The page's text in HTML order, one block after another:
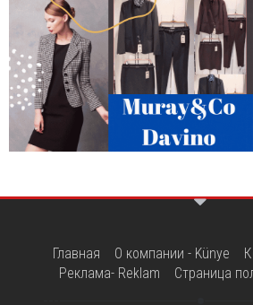
Главная О компании - Künye
Реклама- Reklam
Страница